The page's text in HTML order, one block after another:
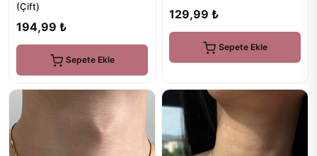
(Çift)
194,99 ₺
Sepete Ekle
129,99 ₺
Sepete Ekle